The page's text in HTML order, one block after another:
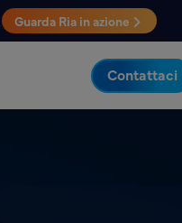
Guarda Ria in azione
Contattaci